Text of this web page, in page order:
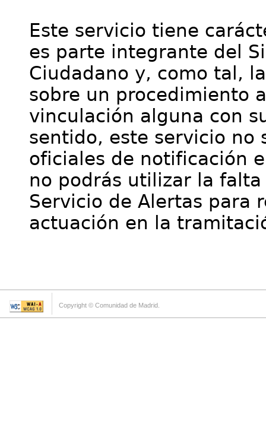
Este servicio tiene
es parte integrante del
Ciudadano y, como tal,
sobre un procedimiento
vinculación alguna con
sentido, este servicio no
oficiales de notificación
no podrás utilizar la
Servicio de Alertas para
actuación en la
Copyright © Comunidad de Madrid.